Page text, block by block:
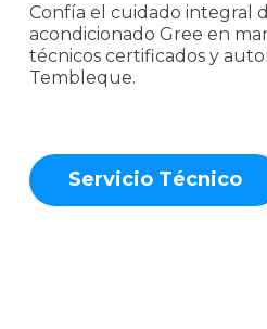
Confía el cuidado integral
acondicionado Gree en
técnicos certificados y
Tembleque.
Servicio Técnico